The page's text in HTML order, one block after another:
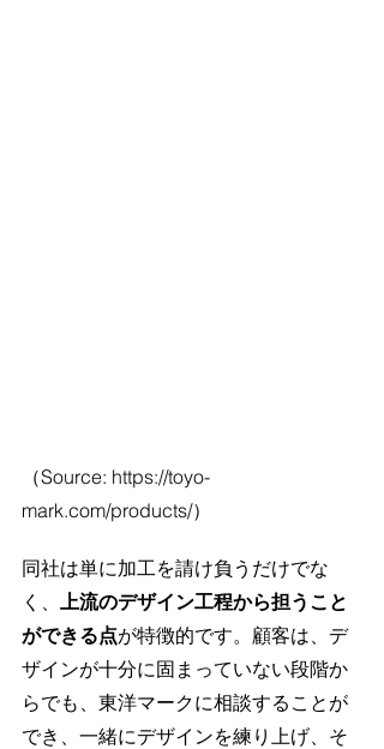
（Source: https://toyo-
mark.com/products/）
同社は単に加工を請け負うだけでな
く、
上流のデザイン工程から担うこと
ができる点が特徴的です。顧客は、デ
ザインが十分に固まっていない段階か
らでも、東洋マークに相談することが
でき、一緒にデザインを練り上げ、そ